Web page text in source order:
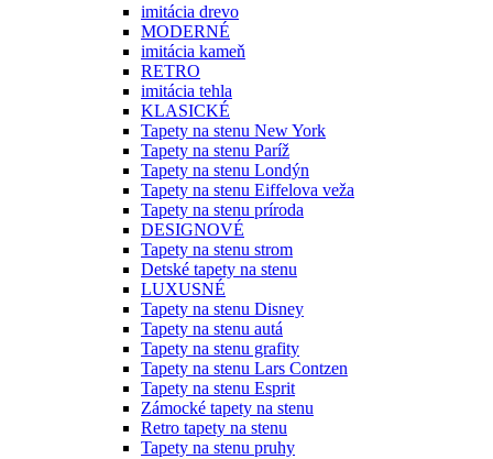
imitácia drevo
MODERNÉ
imitácia kameň
RETRO
imitácia tehla
KLASICKÉ
Tapety na stenu New York
Tapety na stenu Paríž
Tapety na stenu Londýn
Tapety na stenu Eiffelova veža
Tapety na stenu príroda
DESIGNOVÉ
Tapety na stenu strom
Detské tapety na stenu
LUXUSNÉ
Tapety na stenu Disney
Tapety na stenu autá
Tapety na stenu grafity
Tapety na stenu Lars Contzen
Tapety na stenu Esprit
Zámocké tapety na stenu
Retro tapety na stenu
Tapety na stenu pruhy